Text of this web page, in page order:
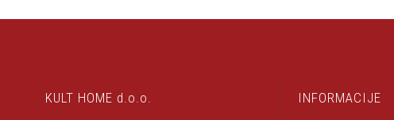
KULT HOME d.o.o. INFORMACIJE